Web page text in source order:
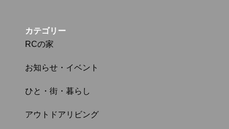
カテゴリー
RCの家
お知らせ・イベント
ひと・街・暮らし
アウトドアリビング